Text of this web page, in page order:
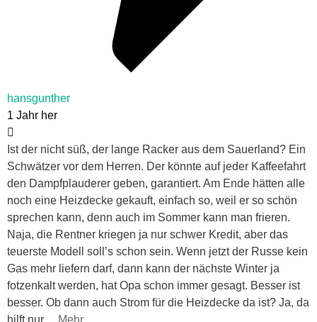
hansgunther
1 Jahr her
Ist der nicht süß, der lange Racker aus dem Sauerland? Ein
Schwätzer vor dem Herren. Der könnte auf jeder Kaffeefahrt
den Dampfplauderer geben, garantiert. Am Ende hätten alle
noch eine Heizdecke gekauft, einfach so, weil er so schön
sprechen kann, denn auch im Sommer kann man frieren.
Naja, die Rentner kriegen ja nur schwer Kredit, aber das
teuerste Modell soll’s schon sein. Wenn jetzt der Russe kein
Gas mehr liefern darf, dann kann der nächste Winter ja
fotzenkalt werden, hat Opa schon immer gesagt. Besser ist
besser. Ob dann auch Strom für die Heizdecke da ist? Ja, da
hilft nur… Mehr